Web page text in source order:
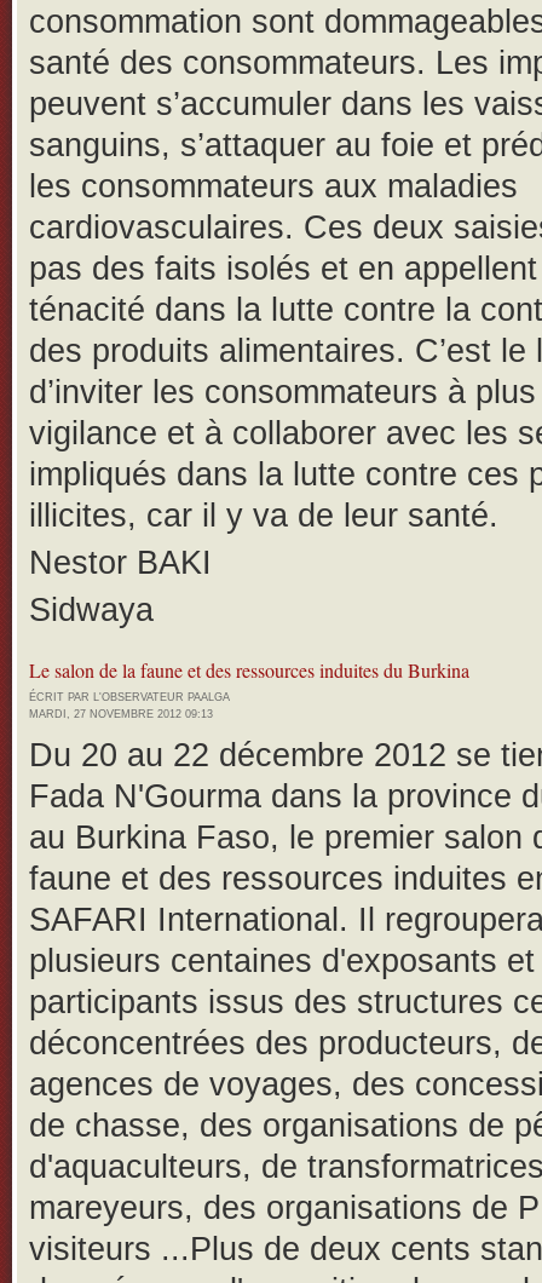
consommation sont
santé des consommateurs. Les
peuvent s’accumuler dans les
sanguins, s’attaquer au foie et
les consommateurs aux maladies
cardiovasculaires. Ces deux
pas des faits isolés et en
ténacité dans la lutte contre la
des produits alimentaires. C’est le
d’inviter les consommateurs à
vigilance et à collaborer avec les
impliqués dans la lutte contre ces
illicites, car il y va de leur santé.
Nestor BAKI
Sidwaya
Le salon de la faune et des ressources induites du Burkina
ÉCRIT PAR L'OBSERVATEUR PAALGA
MARDI, 27 NOVEMBRE 2012 09:13
Du 20 au 22 décembre 2012 se
Fada N'Gourma dans la province
au Burkina Faso, le premier salon
faune et des ressources induites
SAFARI International. Il
plusieurs centaines d'exposants et
participants issus des structures
déconcentrées des producteurs,
agences de voyages, des
de chasse, des organisations de
d'aquaculteurs, de
mareyeurs, des organisations de
visiteurs ...Plus de deux cents